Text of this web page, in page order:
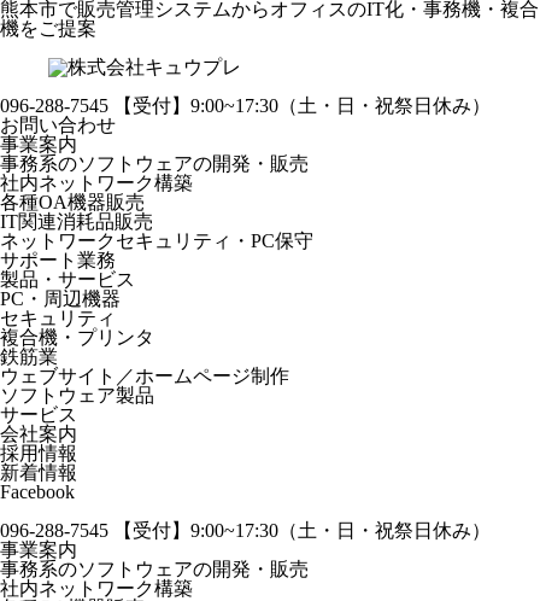
熊本市で販売管理システムからオフィスのIT化・事務機・複合
機をご提案
096-288-7545
【受付】9:00~17:30（土・日・祝祭日休み）
お問い合わせ
事業案内
事務系のソフトウェアの開発・販売
社内ネットワーク構築
各種OA機器販売
IT関連消耗品販売
ネットワークセキュリティ・PC保守
サポート業務
製品・サービス
PC・周辺機器
セキュリティ
複合機・プリンタ
鉄筋業
ウェブサイト／ホームページ制作
ソフトウェア製品
サービス
会社案内
採用情報
新着情報
Facebook
096-288-7545
【受付】9:00~17:30（土・日・祝祭日休み）
事業案内
事務系のソフトウェアの開発・販売
社内ネットワーク構築